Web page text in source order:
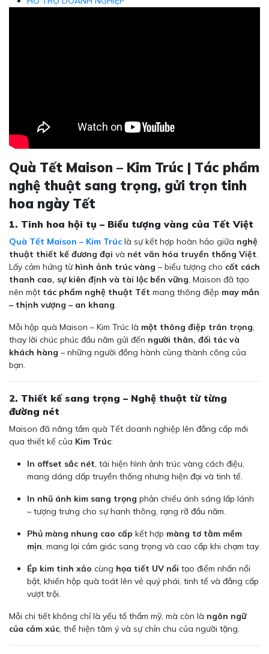
Quà Tết Maison – Kim Trúc | Tác phẩm
nghệ thuật sang trọng, gửi trọn tinh
hoa ngày Tết
1. Tinh hoa hội tụ – Biểu tượng vàng của Tết Việt
Quà Tết Maison – Kim Trúc là sự kết hợp hoàn hảo giữa nghệ
thuật thiết kế đương đại và nét văn hóa truyền thống Việt.
Lấy cảm hứng từ hình ảnh trúc vàng – biểu tượng cho cốt cách
thanh cao, sự kiên định và tài lộc bền vững, Maison đã tạo
nên một tác phẩm nghệ thuật Tết mang thông điệp may mắn
– thịnh vượng – an khang.
Mỗi hộp quà Maison – Kim Trúc là một thông điệp trân trọng,
thay lời chúc phúc đầu năm gửi đến người thân, đối tác và
khách hàng – những người đồng hành cùng thành công của
bạn.
2. Thiết kế sang trọng – Nghệ thuật từ từng
đường nét
Maison đã nâng tầm quà Tết doanh nghiệp lên đẳng cấp mới
qua thiết kế của Kim Trúc:
In offset sắc nét, tái hiện hình ảnh trúc vàng cách điệu,
mang dáng dấp truyền thống nhưng hiện đại và tinh tế.
In nhũ ánh kim sang trọng phản chiếu ánh sáng lấp lánh
– tượng trưng cho sự hanh thông, rạng rỡ đầu năm.
Phủ màng nhung cao cấp kết hợp màng tơ tằm mềm
mịn, mang lại cảm giác sang trọng và cao cấp khi chạm tay.
Ép kim tinh xảo cùng họa tiết UV nổi tạo điểm nhấn nổi
bật, khiến hộp quà toát lên vẻ quý phái, tinh tế và đẳng cấp
vượt trội.
Mỗi chi tiết không chỉ là yếu tố thẩm mỹ, mà còn là ngôn ngữ
của cảm xúc, thể hiện tâm ý và sự chỉn chu của người tặng.